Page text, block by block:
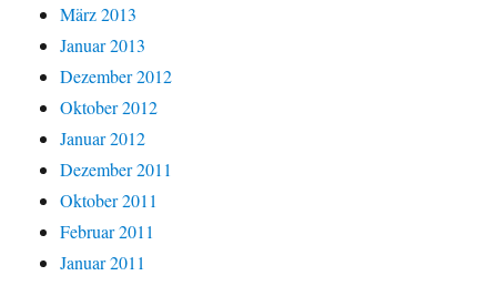
März 2013
Januar 2013
Dezember 2012
Oktober 2012
Januar 2012
Dezember 2011
Oktober 2011
Februar 2011
Januar 2011